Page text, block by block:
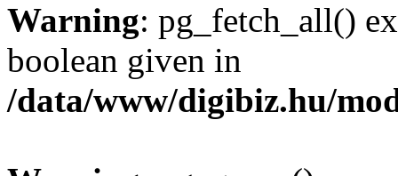
Warning: pg_fetch_all()
boolean given in
/data/www/digibiz.hu/